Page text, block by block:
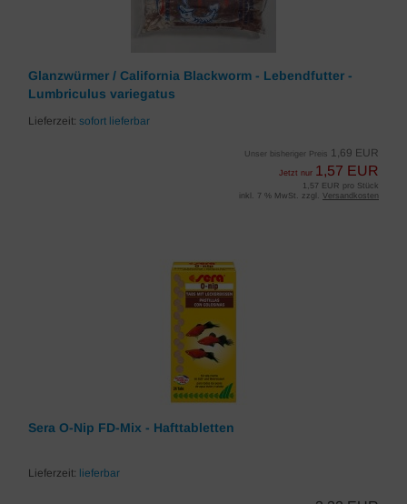
Glanzwürmer / California Blackworm - Lebendfutter -
Lumbriculus variegatus
Lieferzeit: sofort lieferbar
Unser bisheriger Preis 1,69 EUR
Jetzt nur 1,57 EUR
1,57 EUR pro Stück
inkl. 7 % MwSt. zzgl. Versandkosten
Sera O-Nip FD-Mix - Hafttabletten
Lieferzeit: lieferbar